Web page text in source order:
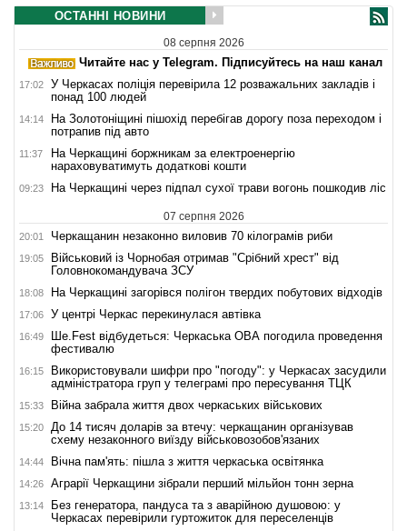
ОСТАННІ НОВИНИ
08 серпня 2026
Читайте нас у Telegram. Підписуйтесь на наш канал
17:02
У Черкасах поліція перевірила 12 розважальних закладів і
понад 100 людей
14:14
На Золотоніщині пішохід перебігав дорогу поза переходом і
потрапив під авто
11:37
На Черкащині боржникам за електроенергію
нараховуватимуть додаткові кошти
09:23 На Черкащині через підпал сухої трави вогонь пошкодив ліс
07 серпня 2026
20:01 Черкащанин незаконно виловив 70 кілограмів риби
19:05
Військовий із Чорнобая отримав "Срібний хрест" від
Головнокомандувача ЗСУ
18:08 На Черкащині загорівся полігон твердих побутових відходів
17:06 У центрі Черкас перекинулася автівка
16:49
Ше.Fest відбудеться: Черкаська ОВА погодила проведення
фестивалю
16:15
Використовували шифри про "погоду": у Черкасах засудили
адміністратора груп у телеграмі про пересування ТЦК
15:33 Війна забрала життя двох черкаських військових
15:20
До 14 тисяч доларів за втечу: черкащанин організував
схему незаконного виїзду військовозобов'язаних
14:44 Вічна пам'ять: пішла з життя черкаська освітянка
14:26 Аграрії Черкащини зібрали перший мільйон тонн зерна
13:14
Без генератора, пандуса та з аварійною душовою: у
Черкасах перевірили гуртожиток для переселенців